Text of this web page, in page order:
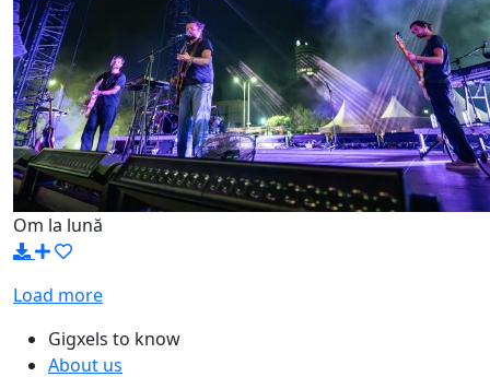
Om la lună
Load more
Gigxels to know
About us